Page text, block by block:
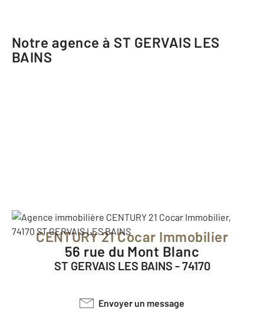
Notre agence à ST GERVAIS LES
BAINS
CENTURY 21 Cocar Immobilier
56 rue du Mont Blanc
ST GERVAIS LES BAINS - 74170
Envoyer un message